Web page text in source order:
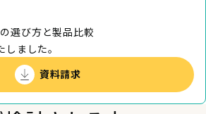
選び方と製品比較
ました。
資料請求